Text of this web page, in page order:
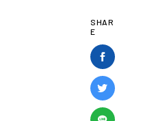
SHAR
E